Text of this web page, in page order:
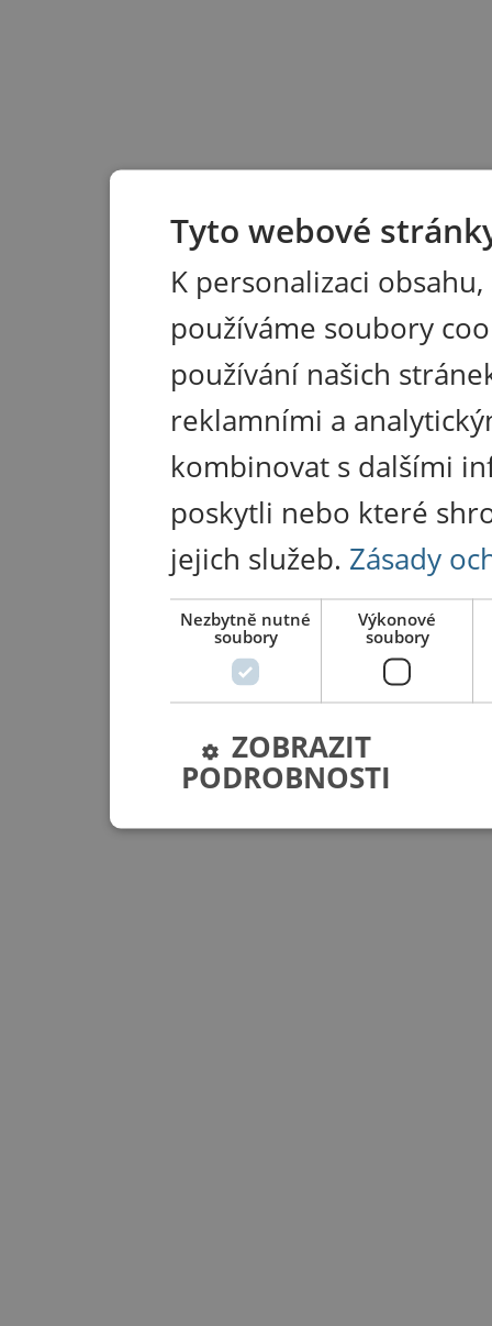
Tyto webové
K personalizaci
používáme soubory
používání našich
reklamními a
kombinovat s dalšími
poskytli nebo které
jejich služeb. Zásady
Nezbytně nutné
soubory
Výkonové
soubory
ZOBRAZIT
PODROBNOSTI